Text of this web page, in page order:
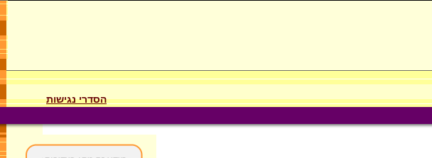
הסדרי נגישות